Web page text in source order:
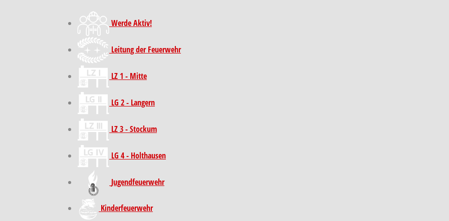
Werde Aktiv!
Leitung der Feuerwehr
LZ 1 - Mitte
LG 2 - Langern
LZ 3 - Stockum
LG 4 - Holthausen
Jugendfeuerwehr
Kinder­feuer­wehr